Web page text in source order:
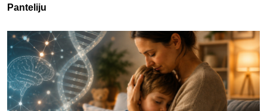
Panteliju